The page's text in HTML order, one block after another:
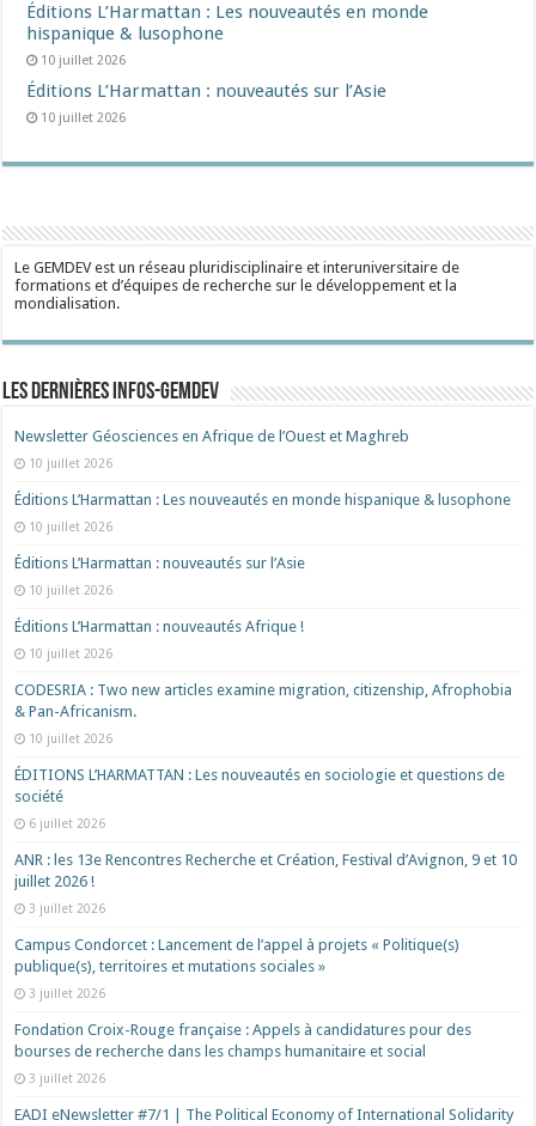
Éditions L’Harmattan : Les nouveautés en monde
hispanique & lusophone
10 juillet 2026
Éditions L’Harmattan : nouveautés sur l’Asie
10 juillet 2026
Le GEMDEV est un réseau pluridisciplinaire et interuniversitaire de
formations et d’équipes de recherche sur le développement et la
mondialisation.
Les dernières Infos-Gemdev
Newsletter Géosciences en Afrique de l’Ouest et Maghreb
10 juillet 2026
Éditions L’Harmattan : Les nouveautés en monde hispanique & lusophone
10 juillet 2026
Éditions L’Harmattan : nouveautés sur l’Asie
10 juillet 2026
Éditions L’Harmattan : nouveautés Afrique !​
10 juillet 2026
CODESRIA : Two new articles examine migration, citizenship, Afrophobia
& Pan-Africanism.
10 juillet 2026
ÉDITIONS L’HARMATTAN : Les nouveautés en sociologie et questions de
société
6 juillet 2026
ANR : les 13e Rencontres Recherche et Création, Festival d’Avignon, 9 et 10
juillet 2026 !
3 juillet 2026
Campus Condorcet : Lancement de l’appel à projets « Politique(s)
publique(s), territoires et mutations sociales »
3 juillet 2026
Fondation Croix-Rouge française : Appels à candidatures pour des
bourses de recherche dans les champs humanitaire et social
3 juillet 2026
EADI eNewsletter #7/1 | The Political Economy of International Solidarity